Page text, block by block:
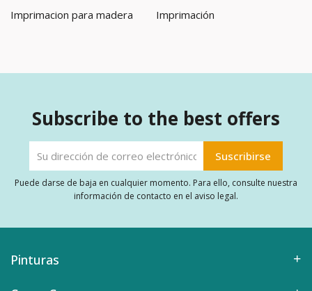
Imprimacion para madera
Imprimación
Subscribe to the best offers
Puede darse de baja en cualquier momento. Para ello, consulte nuestra
información de contacto en el aviso legal.
Pinturas